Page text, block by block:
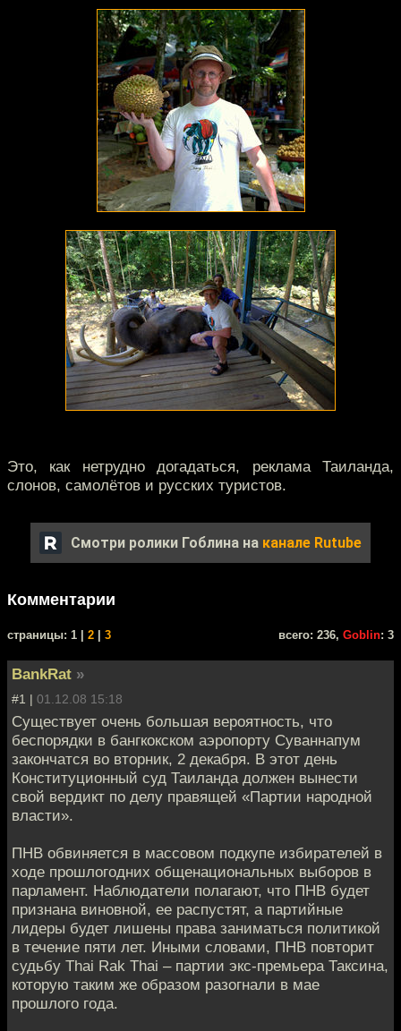
Это, как нетрудно догадаться, реклама Таиланда,
слонов, самолётов и русских туристов.
Смотри ролики Гоблина на канале Rutube
Комментарии
cтраницы: 1 | 2 3 всего: 236, Goblin: 3
BankRat »
#1 | 01.12.08 15:18
Существует очень большая вероятность, что
беспорядки в бангкокском аэропорту Суваннапум
закончатся во вторник, 2 декабря. В этот день
Конституционный суд Таиланда должен вынести
свой вердикт по делу правящей «Партии народной
власти».
ПНВ обвиняется в массовом подкупе избирателей в
ходе прошлогодних общенациональных выборов в
парламент. Наблюдатели полагают, что ПНВ будет
признана виновной, ее распустят, а партийные
лидеры будет лишены права заниматься политикой
в течение пяти лет. Иными словами, ПНВ повторит
судьбу Thai Rak Thai – партии экс-премьера Таксина,
которую таким же образом разогнали в мае
прошлого года.